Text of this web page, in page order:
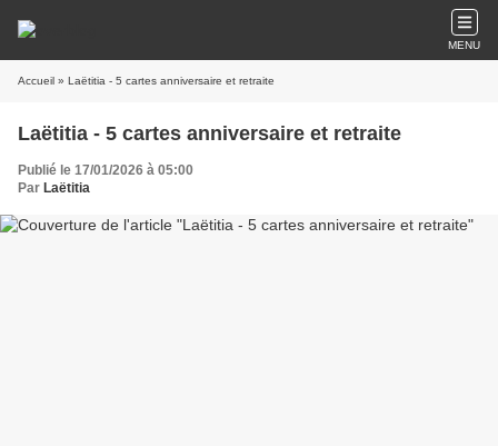
MENU
Accueil » Laëtitia - 5 cartes anniversaire et retraite
Laëtitia - 5 cartes anniversaire et retraite
Publié le 17/01/2026 à 05:00
Par Laëtitia